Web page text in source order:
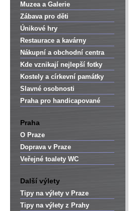
Muzea a Galerie
Zábava pro děti
Únikové hry
Restaurace a kavárny
Nákupní a obchodní centra
Kde vznikají nejlepší fotky
Kostely a církevní památky
Slavné osobnosti
Praha pro handicapované
Praha
O Praze
Doprava v Praze
Veřejné toalety WC
Další výlety
Tipy na výlety v Praze
Tipy na výlety z Prahy